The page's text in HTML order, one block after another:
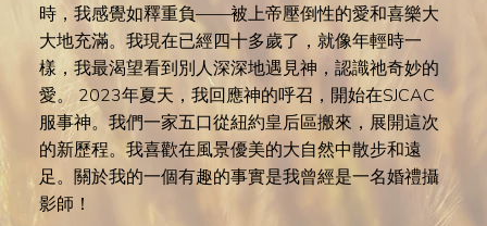
時，我感覺如釋重負——被上帝壓倒性的愛和喜樂大
大地充滿。我現在已經四十多歲了，就像年輕時一
樣，我最渴望看到別人深深地遇見神，認識祂奇妙的
愛。 2023年夏天，我回應神的呼召，開始在SJCAC
服事神。我們一家五口從紐約皇后區搬來，展開這次
的新歷程。我喜歡在風景優美的大自然中散步和遠
足。關於我的一個有趣的事實是我曾經是一名婚禮攝
影師！